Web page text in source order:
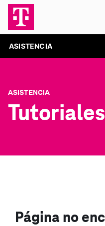
ASISTENCIA
ASISTENCIA
Tutoriales